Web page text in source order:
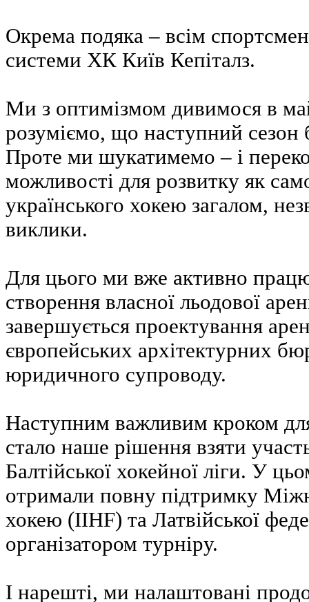
Окрема подяка – всім
системи ХК Київ Кепіталз.
Ми з оптимізмом дивимося в
розуміємо, що наступний
Проте ми шукатимемо – і
можливості для розвитку як
українського хокею загалом,
виклики.
Для цього ми вже активно
створення власної льодової
завершується проектування
європейських архітектурних
юридичного супроводу.
Наступним важливим кроком
стало наше рішення взяти
Балтійської хокейної ліги. У
отримали повну підтримку
хокею (IIHF) та Латвійської
організатором турніру.
І нарешті, ми налаштовані